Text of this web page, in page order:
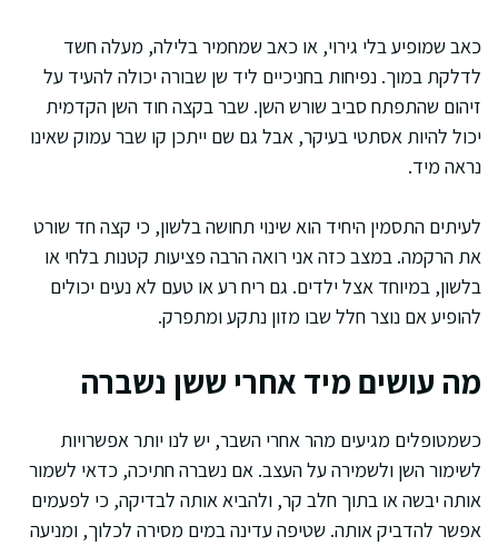
כאב שמופיע בלי גירוי, או כאב שמחמיר בלילה, מעלה חשד
לדלקת במוך. נפיחות בחניכיים ליד שן שבורה יכולה להעיד על
זיהום שהתפתח סביב שורש השן. שבר בקצה חוד השן הקדמית
יכול להיות אסתטי בעיקר, אבל גם שם ייתכן קו שבר עמוק שאינו
נראה מיד.
לעיתים התסמין היחיד הוא שינוי תחושה בלשון, כי קצה חד שורט
את הרקמה. במצב כזה אני רואה הרבה פציעות קטנות בלחי או
בלשון, במיוחד אצל ילדים. גם ריח רע או טעם לא נעים יכולים
להופיע אם נוצר חלל שבו מזון נתקע ומתפרק.
מה עושים מיד אחרי ששן נשברה
כשמטופלים מגיעים מהר אחרי השבר, יש לנו יותר אפשרויות
לשימור השן ולשמירה על העצב. אם נשברה חתיכה, כדאי לשמור
אותה יבשה או בתוך חלב קר, ולהביא אותה לבדיקה, כי לפעמים
אפשר להדביק אותה. שטיפה עדינה במים מסירה לכלוך, ומניעה